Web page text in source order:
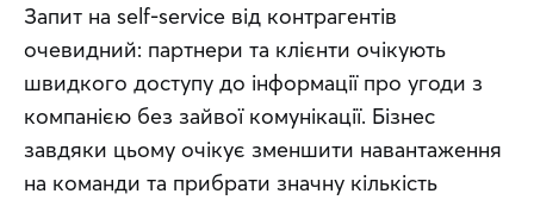
Запит на self-service від контрагентів
очевидний: партнери та клієнти очікують
швидкого доступу до інформації про угоди з
компанією без зайвої комунікації. Бізнес
завдяки цьому очікує зменшити навантаження
на команди та прибрати значну кількість